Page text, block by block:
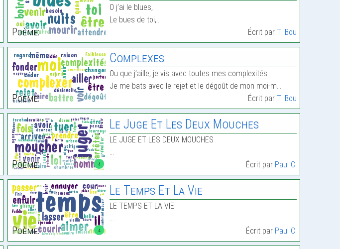
Poème:
O j’ai le blues,
Le bues de toi,…
Écrit parTi Bou
Poème:
Complexes
Ou que j’aille, je vis avec toutes mes complexités
Je me bats avec le rejet et le dégoût de mon moi-m…
Écrit parTi Bou
4
Poème:
Le Juge Et Les Deux Mouches
LE JUGE ET LES DEUX MOUCHES
…
Écrit par Paul C.
4
Poème:
Le Temps Et La Vie
LE TEMPS ET LA VIE
…
Écrit par Paul C.